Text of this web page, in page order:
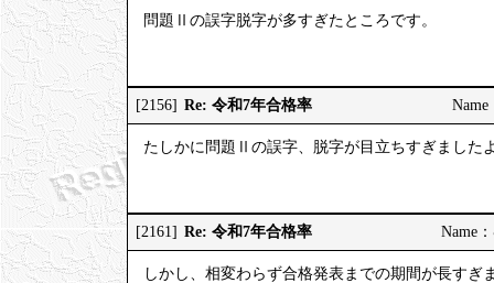
問題Ⅱの誤字脱字が多すぎたところです。
[2156] Re: 令和7年合格率
たしかに問題Ⅱの誤字、脱字が目立ちすぎました
[2161] Re: 令和7年合格率 Name
しかし、相変わらず合格発表までの期間が長すぎ